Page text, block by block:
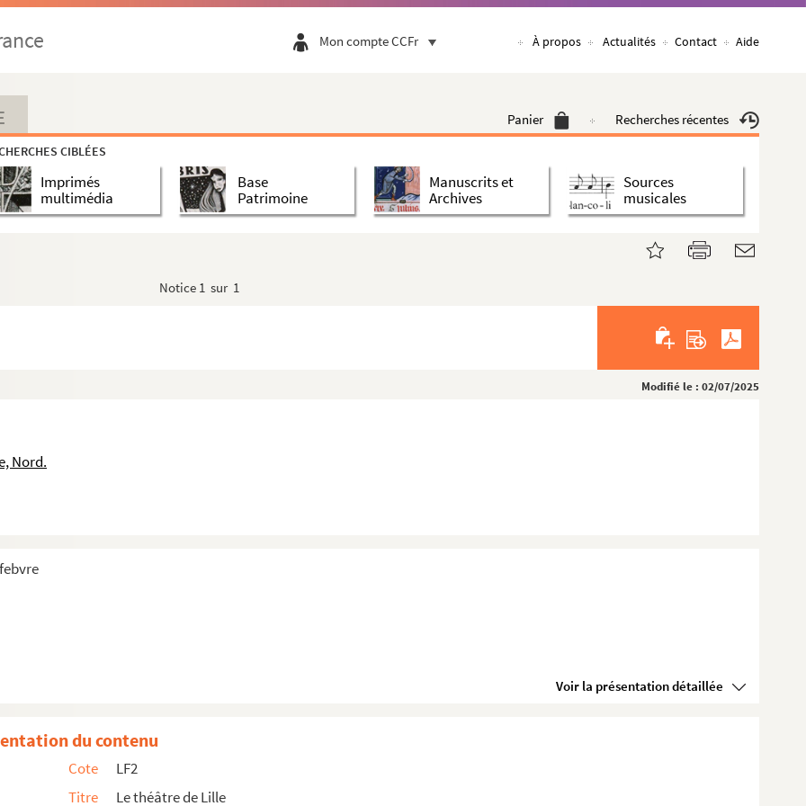
Mon compte CCFr À propos Actualités Contact Aide
Panier Recherches récentes
CIBLÉES
Imprimés
multimédia
Base
Patrimoine
Manuscrits et
Archives
Sources
musicales
Notice 1 sur 1
Modifié le : 02/07/2025
Nord.
Voir la présentation détaillée
: 1885
du contenu
Cote
LF2
Titre
Le théâtre de Lille